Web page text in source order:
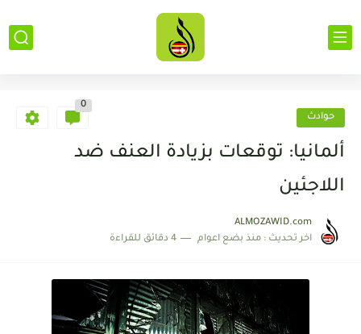
حوادث
0
ألمانيا: توقعات بزيادة العنف ضد
اللاجئين
ALMOZAWID.com
اخر تحديث : منذ بضع اعوام 4 دقائق للقراءة